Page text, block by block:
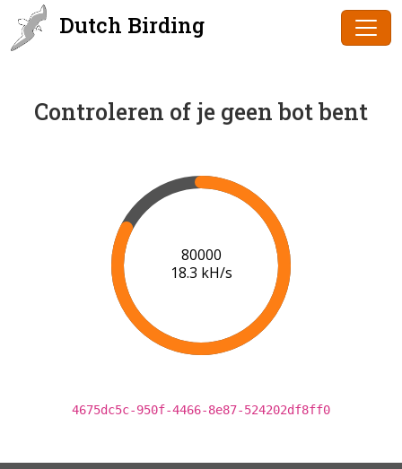
Dutch Birding
Controleren of je geen bot bent
82000
18.0 kH/s
4675dc5c-950f-4466-8e87-524202df8ff0